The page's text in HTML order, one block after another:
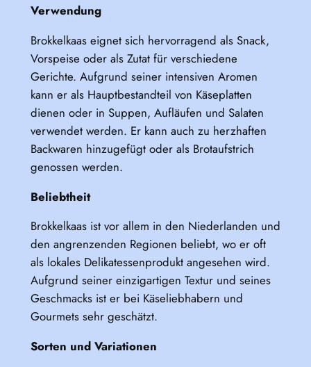
Verwendung
Brokkelkaas eignet sich hervorragend als Snack,
Vorspeise oder als Zutat für verschiedene
Gerichte. Aufgrund seiner intensiven Aromen
kann er als Hauptbestandteil von Käseplatten
dienen oder in Suppen, Aufläufen und Salaten
verwendet werden. Er kann auch zu herzhaften
Backwaren hinzugefügt oder als Brotaufstrich
genossen werden.
Beliebtheit
Brokkelkaas ist vor allem in den Niederlanden und
den angrenzenden Regionen beliebt, wo er oft
als lokales Delikatessenprodukt angesehen wird.
Aufgrund seiner einzigartigen Textur und seines
Geschmacks ist er bei Käseliebhabern und
Gourmets sehr geschätzt.
Sorten und Variationen